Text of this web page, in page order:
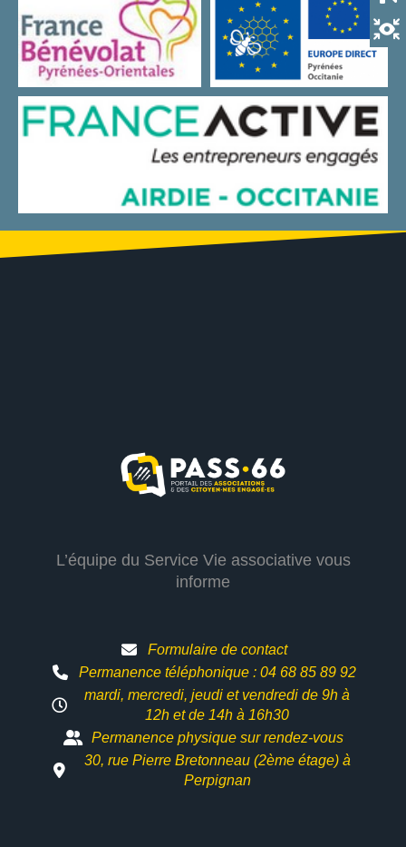
L’équipe du Service Vie associative vous
informe
Formulaire de contact
Permanence téléphonique : 04 68 85 89 92
mardi, mercredi, jeudi et vendredi de 9h à
12h etde 14h à 16h30
Permanence physique sur rendez-vous
30, rue Pierre Bretonneau (2ème étage) à
Perpignan